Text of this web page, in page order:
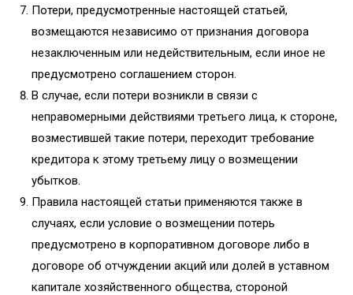
Потери, предусмотренные настоящей статьей,
возмещаются независимо от признания договора
незаключенным или недействительным, если иное не
предусмотрено соглашением сторон.
В случае, если потери возникли в связи с
неправомерными действиями третьего лица, к стороне,
возместившей такие потери, переходит требование
кредитора к этому третьему лицу о возмещении
убытков.
Правила настоящей статьи применяются также в
случаях, если условие о возмещении потерь
предусмотрено в корпоративном договоре либо в
договоре об отчуждении акций или долей в уставном
капитале хозяйственного общества, стороной